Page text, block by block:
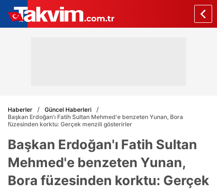
Haberler
Güncel Haberleri
Başkan Erdoğan'ı Fatih Sultan Mehmed'e benzeten Yunan, Bora
füzesinden korktu: Gerçek menzili gösterirler
Başkan Erdoğan'ı Fatih Sultan
Mehmed'e benzeten Yunan,
Bora füzesinden korktu: Gerçek